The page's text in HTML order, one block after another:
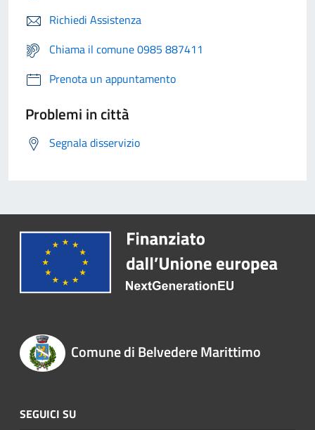
Richiedi Assistenza
Chiama il comune 0985 887411
Prenota un appuntamento
Problemi in città
Segnala disservizio
Comune di Belvedere Marittimo
SEGUICI SU